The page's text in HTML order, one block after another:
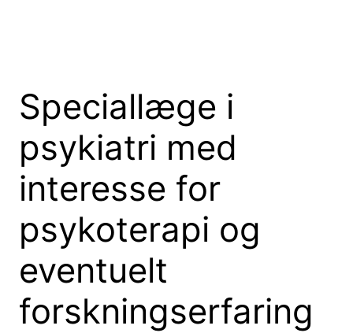
Speciallæge i
psykiatri med
interesse for
psykoterapi og
eventuelt
forskningserfaring